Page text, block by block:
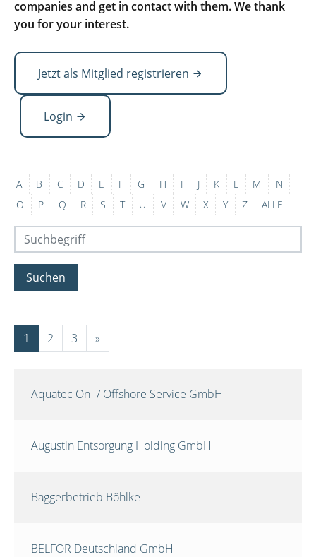
companies and get in contact with them. We thank
you for your interest.
Jetzt als Mitglied registrieren
Login
A B C D E F G H I J K L M
N
O
P Q R S T U V W X Y Z ALLE
Suchen
1 2 3 »
Aquatec On- / Offshore Service GmbH
Augustin Entsorgung Holding GmbH
Baggerbetrieb Böhlke
BELFOR Deutschland GmbH